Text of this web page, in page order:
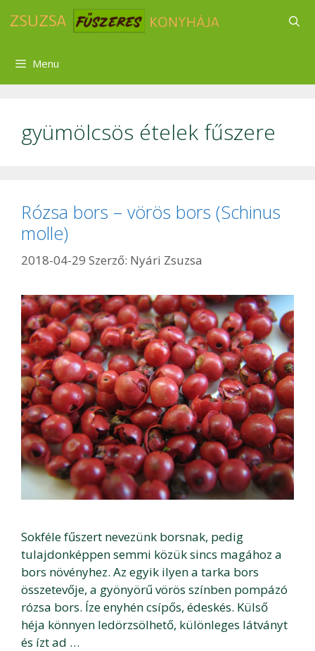
Menu
gyümölcsös ételek fűszere
Rózsa bors – vörös bors (Schinus
molle)
2018-04-29 Szerző: Nyári Zsuzsa
Sokféle fűszert nevezünk borsnak, pedig
tulajdonképpen semmi közük sincs magához a
bors növényhez. Az egyik ilyen a tarka bors
összetevője, a gyönyörű vörös színben pompázó
rózsa bors. Íze enyhén csípős, édeskés. Külső
héja könnyen ledörzsölhető, különleges látványt
és ízt ad …